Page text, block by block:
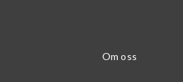
Om oss